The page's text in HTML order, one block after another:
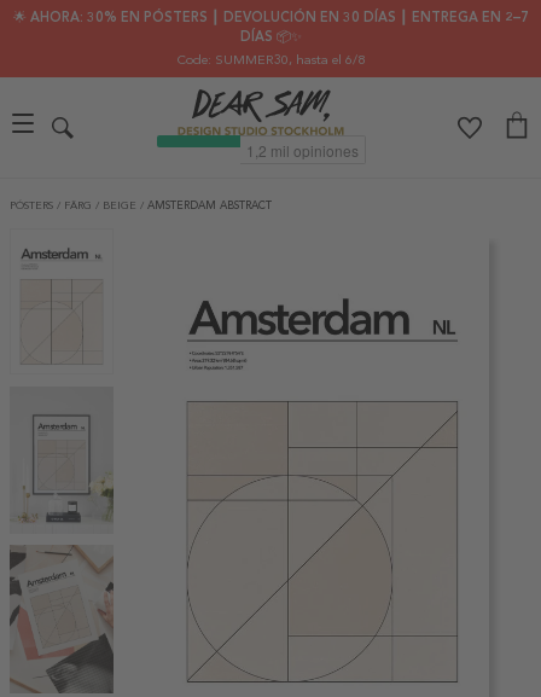
🌟 AHORA: 30% EN PÓSTERS ┃ DEVOLUCIÓN EN 30 DÍAS ┃ ENTREGA EN 2–7
DÍAS 📦✨
Code: SUMMER30, hasta el 6/8
PÓSTERS / FÄRG / BEIGE / AMSTERDAM ABSTRACT